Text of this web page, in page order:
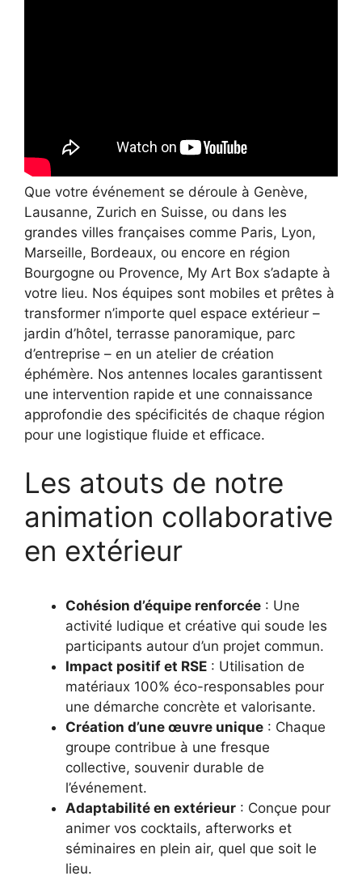
Que votre événement se déroule à Genève,
Lausanne, Zurich en Suisse, ou dans les
grandes villes françaises comme Paris, Lyon,
Marseille, Bordeaux, ou encore en région
Bourgogne ou Provence, My Art Box s’adapte à
votre lieu. Nos équipes sont mobiles et prêtes à
transformer n’importe quel espace extérieur –
jardin d’hôtel, terrasse panoramique, parc
d’entreprise – en un atelier de création
éphémère. Nos antennes locales garantissent
une intervention rapide et une connaissance
approfondie des spécificités de chaque région
pour une logistique fluide et efficace.
Les atouts de notre
animation collaborative
en extérieur
Cohésion d’équipe renforcée : Une
activité ludique et créative qui soude les
participants autour d’un projet commun.
Impact positif et RSE : Utilisation de
matériaux 100% éco-responsables pour
une démarche concrète et valorisante.
Création d’une œuvre unique : Chaque
groupe contribue à une fresque
collective, souvenir durable de
l’événement.
Adaptabilité en extérieur : Conçue pour
animer vos cocktails, afterworks et
séminaires en plein air, quel que soit le
lieu.